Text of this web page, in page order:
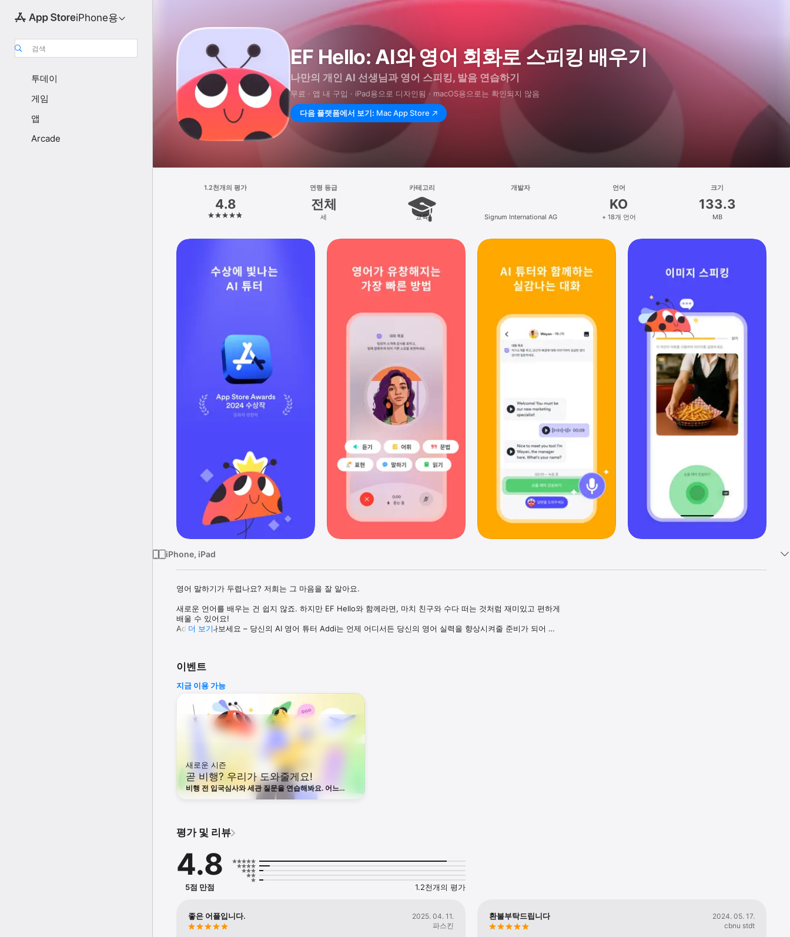
iPhone용
검색
투데이
게임
앱
Arcade
EF Hello: AI와 영어 회화로 스피킹 배우기
나만의 개인 AI 선생님과 영어 스피킹, 발음 연습하기
무료 · 앱 내 구입 · iPad⁠용으로 디자인됨 · macOS⁠용으로는 확인되지 않음
다음 플랫폼에서 보기: Mac App Store
1.2천개의 평가
4.8
연령 등급
전체
세
카테고리
교육
개발자
Signum International AG
언어
KO
+ 18개 언어
크기
133.3
MB
iPhone, iPad
영어 말하기가 두렵나요? 저희는 그 마음을 잘 알아요.
새로운 언어를 배우는 건 쉽지 않죠. 하지만 EF Hello와 함께라면, 마치 친구와 수다 떠는 것처럼 재미있고 편하게
배울 수 있어요!
Addi를 만나보세요 – 당신의 AI 영어 튜터 Addi는 언제 어디서든 당신의 영어 실력을 향상시켜줄 준비가 되어
항상 친절하고 날 기다려주는 AI 선생님, Addi. 발음, 문법, 유창성에 대해 유용한 피드백을 실시간으로 받으세요.
바쁜 일상 속, 효과적인 5분 투자
출퇴근길, 쉬는 시간, 자기 전 5분이면 충분해요. 실용 영어를 빠르게 익힐 수 있어요.
나에게 딱 맞춘 학습 코스
취업 면접, 유학 준비, 가벼운 일상 회화 등 어떤 목표든 Addi가 최적화된 학습 계획을 설계해줘요.
혁신적인 학습 기술 도입
발음 코치, 문법 체크, 몰입형 듣기 훈련, 실전 표현 연습 등 다양한 기능으로 영어 실력을 레벨 업! 회의실부터
교실, 해외 여행까지 모든 시나리오를 경험해볼 수 있어요.
당신의 인생에 필요한 영어를 완성하세요!
직장에서:
설득력 있는 프레젠테이션
전문적인 이메일 작성
해외 파트너와의 협상
학교에서:
대학 면접 완벽 대비
더 보기
이벤트
지금 이용 가능
새로운 시즌
곧 비행? 우리가 도와줄게요!
비행 전 입국심사와 세관 질문을 연습해봐요. 어느
공항에서도 자신 있게 대화하는 여행 영어를 익혀봐요!
평가 및 리뷰
4.8
5점 만점 1.2천개의 평가
좋은 어플입니다.
2025. 04. 11.
파스킨
환불부탁드립니다
2024. 05. 17.
cbnu stdt